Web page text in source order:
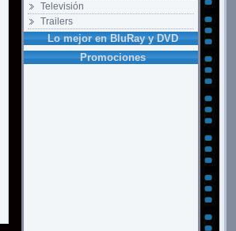
Televisión
Trailers
Lo mejor en BluRay y DVD
Promociones